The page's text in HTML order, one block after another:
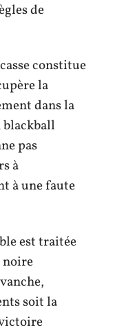
de
constitue
la
dans la
blackball
pas
à
à une faute
est traitée
noire
soit la